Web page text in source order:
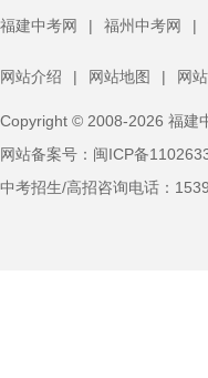
福建中考网 | 福州中考网 |
网站介绍 | 网站地图 | 网
Copyright © 2008-2026 福建
网站备案号： 闽ICP备
中考招生/高招咨询电话：